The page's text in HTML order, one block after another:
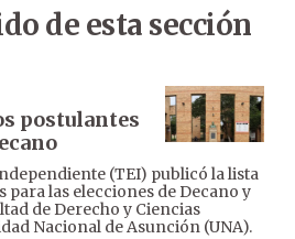
de esta sección
postulantes
(TEI) publicó la lista
las elecciones de Decano y
de Derecho y Ciencias
Nacional de Asunción (UNA).